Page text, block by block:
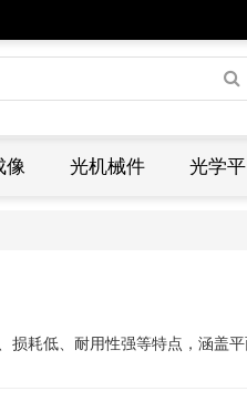
像 光机械件 光学
耗低、耐用性强等特点，涵盖平